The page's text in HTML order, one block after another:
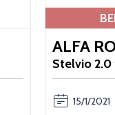
ALFA
Stelvio
15/1/2021